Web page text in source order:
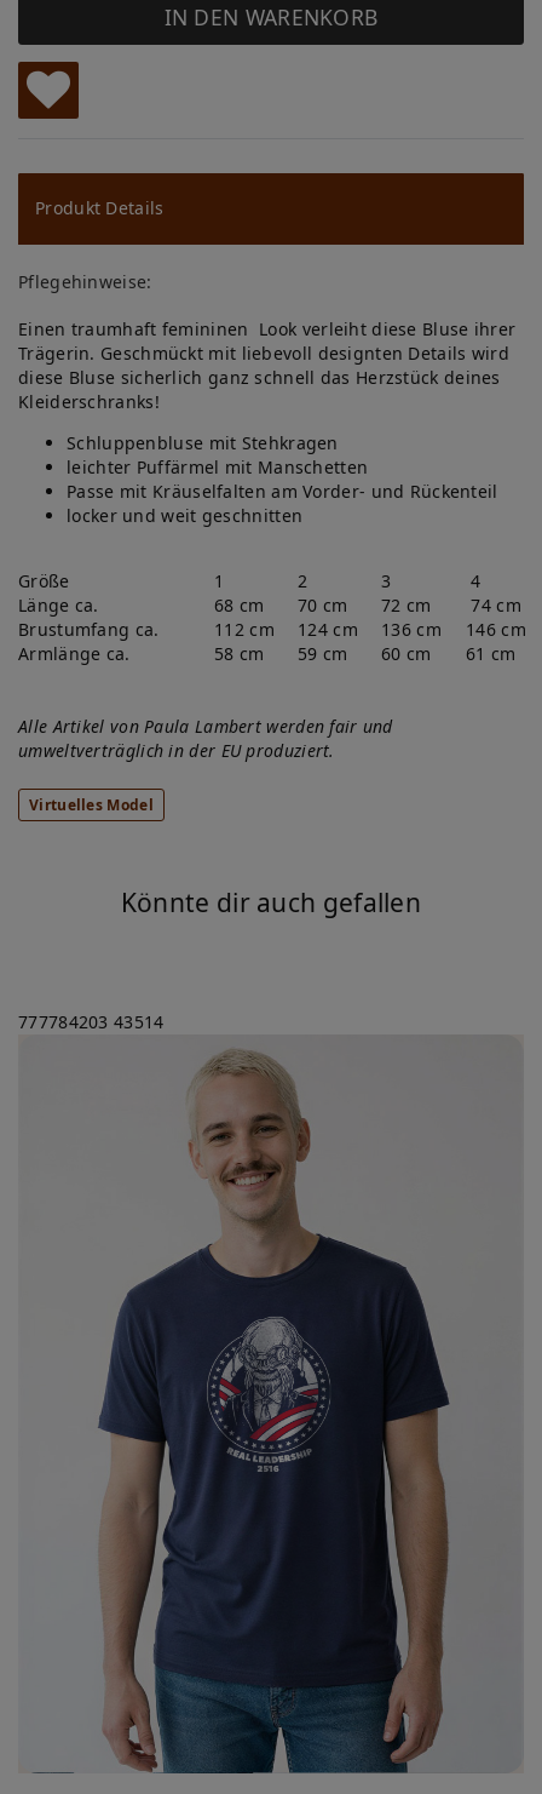
IN DEN WARENKORB
W
u
ns
ch
lis
te
Produkt Details
Pflegehinweise:
Einen traumhaft femininen Look verleiht diese Bluse ihrer
Trägerin. Geschmückt mit liebevoll designten Details wird
diese Bluse sicherlich ganz schnell das Herzstück deines
Kleiderschranks!
Schluppenbluse mit Stehkragen
leichter Puffärmel mit Manschetten
Passe mit Kräuselfalten am Vorder- und Rückenteil
locker und weit geschnitten
Größe 1 2 3
4
Länge ca.
68 cm 70 cm 72 cm
74 cm
Brustumfang ca.
112 cm 124 cm 136 cm
146 cm
Armlänge ca.
58 cm 59 cm 60 cm 61 cm
Alle Artikel von Paula Lambert werden fair und
umweltverträglich in der EU produziert.
Virtuelles Model
Könnte dir auch gefallen
777784203 43514